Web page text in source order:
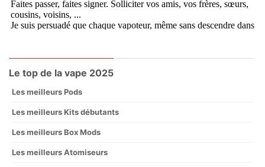
Le top de la vape 2025
Les meilleurs Pods
Les meilleurs Kits débutants
Les meilleurs Box Mods
Les meilleurs Atomiseurs